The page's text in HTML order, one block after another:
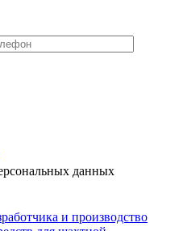
данных